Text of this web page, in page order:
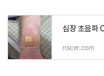
심장 초음파
nscer.com